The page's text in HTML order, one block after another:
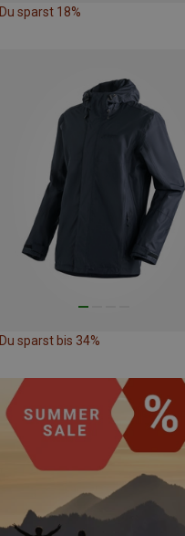
Du sparst 18%
Du sparst bis 34%